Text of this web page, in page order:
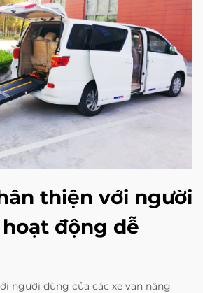
thiện với người
động dễ
người dùng của các xe van nâng